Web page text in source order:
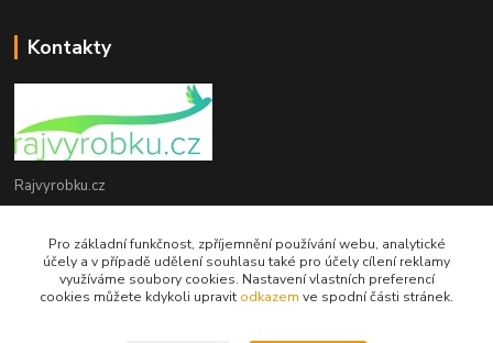
Kontakty
Rajvyrobku.cz
+420 735 538 799
info@rajvyrobku.cz
Pro základní funkčnost, zpříjemnění používání webu, analytické
účely a v případě udělení souhlasu také pro účely cílení reklamy
využíváme soubory cookies. Nastavení vlastních preferencí
cookies můžete kdykoli upravit odkazem ve spodní části stránek.